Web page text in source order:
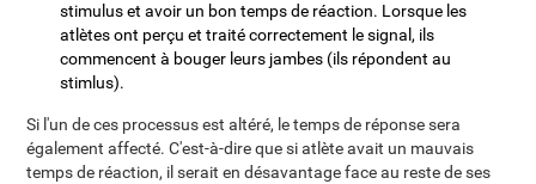
stimulus et avoir un bon temps de réaction. Lorsque les
atlètes ont perçu et traité correctement le signal, ils
commencent à bouger leurs jambes (ils répondent au
stimlus).
Si l'un de ces processus est altéré, le temps de réponse sera
également affecté. C'est-à-dire que si atlète avait un mauvais
temps de réaction, il serait en désavantage face au reste de ses